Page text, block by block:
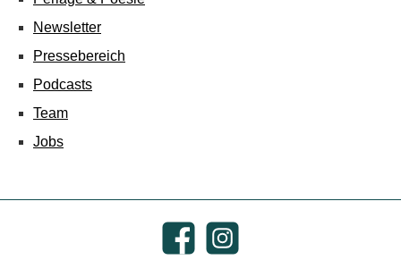
Newsletter
Pressebereich
Podcasts
Team
Jobs
FacebookInstagram